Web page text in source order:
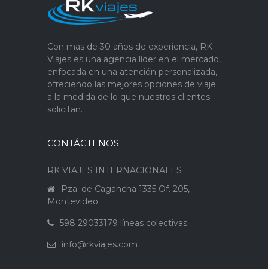
Con mas de 30 años de experiencia, RK
Viajes es una agencia líder en el mercado,
enfocada en una atención personalizada,
ofreciendo las mejores opciones de viaje
a la medida de lo que nuestros clientes
solicitan.
CONTÁCTENOS
RK VIAJES INTERNACIONALES
Pza. de Cagancha 1335 Of. 205,
Montevideo
598 29033179 líneas colectivas
info@rkviajes.com